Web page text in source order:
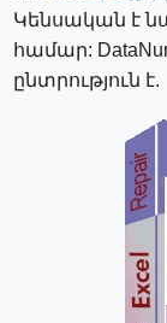
Կենսական է
համար:
ընտրություն է.